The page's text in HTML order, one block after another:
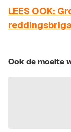
LEES OOK:
Ook de moeite